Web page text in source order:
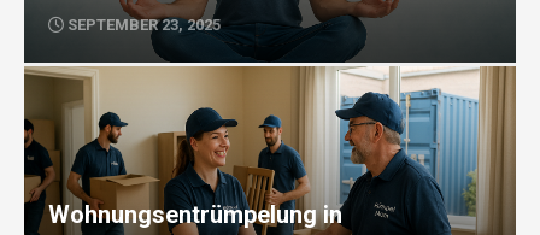
SEPTEMBER 23, 2025
Wohnungsentrümpelung in